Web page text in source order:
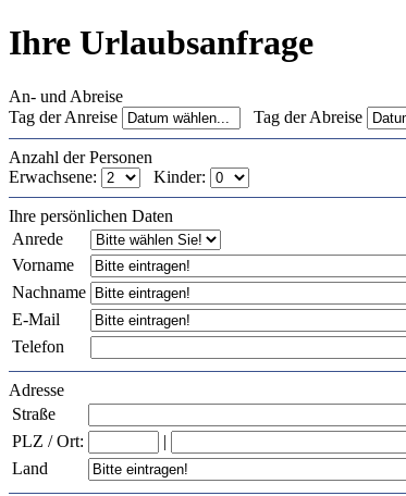
Ihre Urlaubsanfrage
An- und Abreise
Tag der Anreise
Tag der Abreise
Anzahl der Personen
Erwachsene:
Kinder:
Ihre persönlichen Daten
Anrede
Vorname
Nachname
E-Mail
Telefon
Adresse
Straße
PLZ / Ort:
|
Land